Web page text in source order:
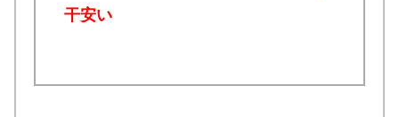
干安い